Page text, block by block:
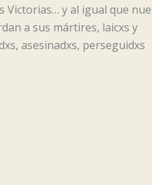
Victorias… y al igual que
a sus mártires, laicxs y
asesinadxs, perseguidxs